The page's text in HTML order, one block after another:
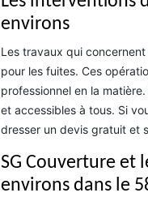
environs
Les travaux qui
pour les fuites. Ces
professionnel en la
et accessibles à tous. Si
dresser un devis gratuit et
SG Couverture et
environs dans le